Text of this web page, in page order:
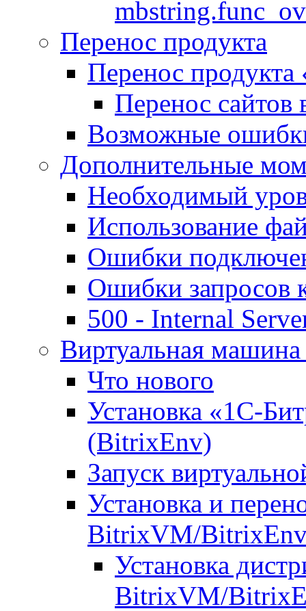
Перенос продукта
Перенос продукта
Перенос сайтов
Возможные
Дополнительные
Необходимый
Использование
Ошибки
Ошибки запросов
500 - Internal
Виртуальная
Что нового
Установка «1С-
(BitrixEnv)
Запуск
Установка и
BitrixVM/
Установка
BitrixVM/